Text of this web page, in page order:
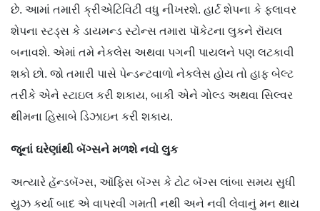
છે. આમાં તમારી ક્રીએટિવિટી વધુ નીખરશે. હાર્ટ શેપના કે ફ્લાવર
શેપના સ્ટડ્સ કે ડાયમન્ડ સ્ટોન્સ તમારા પૉકેટના લુકને રૉયલ
બનાવશે. એમાં તમે નેકલેસ અથવા પગની પાયલને પણ લટકાવી
શકો છો. જો તમારી પાસે પેન્ડન્ટવાળો નેકલેસ હોય તો હાફ બેલ્ટ
તરીકે એને સ્ટાઇલ કરી શકાય, બાકી એને ગોલ્ડ અથવા સિલ્વર
થીમના હિસાબે ડિઝાઇન કરી શકાય.
જૂનાં ઘરેણાંથી બૅગ્સને મળશે નવો લુક
અત્યારે હૅન્ડબૅગ્સ, ઑફિસ બૅગ્સ કે ટોટ બૅગ્સ લાંબા સમય સુધી
યુઝ કર્યા બાદ એ વાપરવી ગમતી નથી અને નવી લેવાનું મન થાય